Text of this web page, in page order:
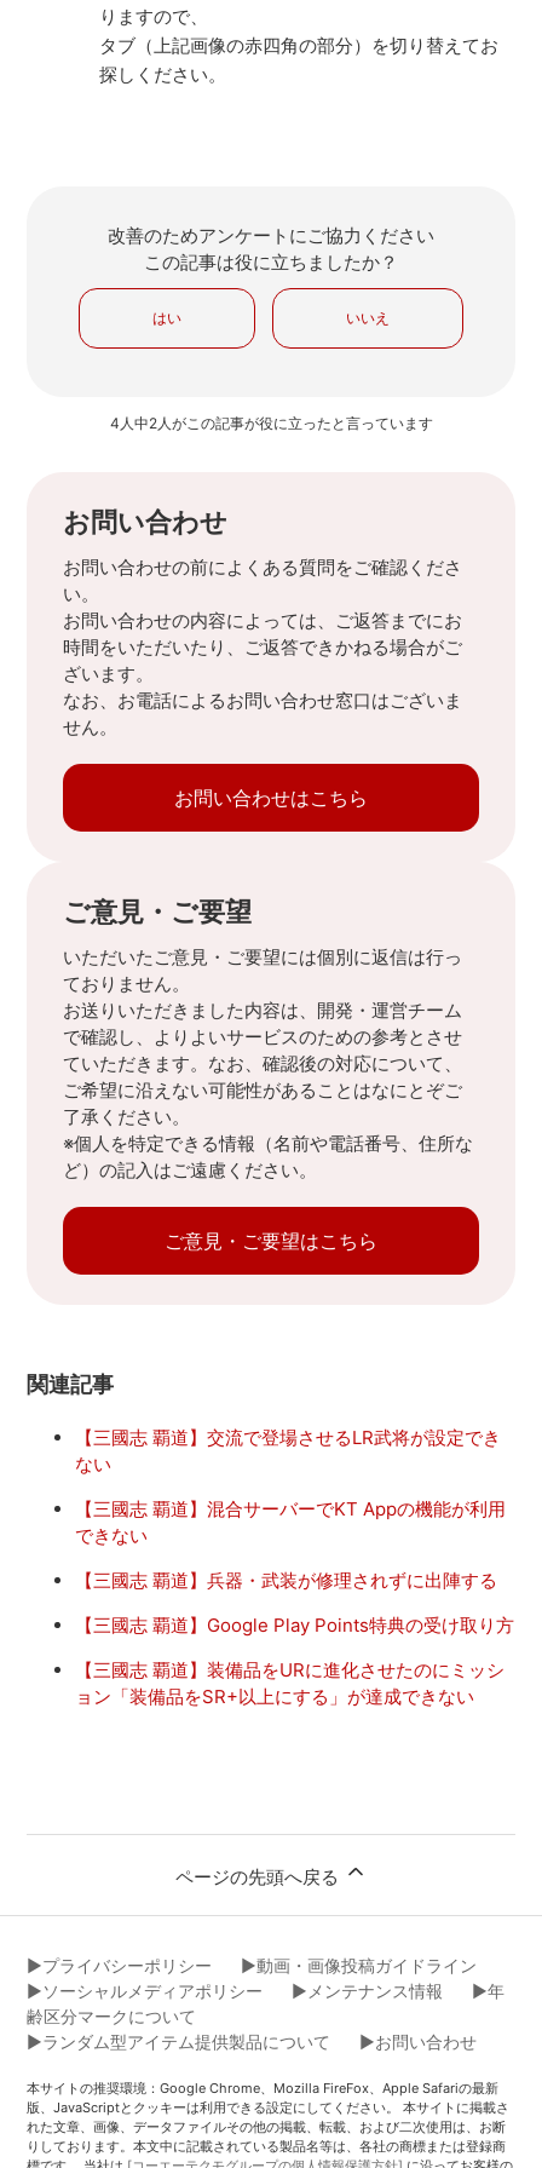
りますので、
タブ（上記画像の赤四角の部分）を切り替えてお
探しください。
改善のためアンケートにご協力ください
この記事は役に立ちましたか？
はい いいえ
4人中2人がこの記事が役に立ったと言っています
お問い合わせ
お問い合わせの前によくある質問をご確認くださ
い。
お問い合わせの内容によっては、ご返答までにお
時間をいただいたり、ご返答できかねる場合がご
ざいます。
なお、お電話によるお問い合わせ窓口はございま
せん。
お問い合わせはこちら
ご意見・ご要望
いただいたご意見・ご要望には個別に返信は行っ
ておりません。
お送りいただきました内容は、開発・運営チーム
で確認し、よりよいサービスのための参考とさせ
ていただきます。なお、確認後の対応について、
ご希望に沿えない可能性があることはなにとぞご
了承ください。
※個人を特定できる情報（名前や電話番号、住所な
ど）の記入はご遠慮ください。
ご意見・ご要望はこちら
関連記事
【三國志 覇道】交流で登場させるLR武将が設定でき
ない
【三國志 覇道】混合サーバーでKT Appの機能が利用
できない
【三國志 覇道】兵器・武装が修理されずに出陣する
【三國志 覇道】Google Play Points特典の受け取り方
【三國志 覇道】装備品をURに進化させたのにミッシ
ョン「装備品をSR+以上にする」が達成できない
ページの先頭へ戻る
▶︎プライバシーポリシー
▶︎動画・画像投稿ガイドライン
▶︎ソーシャルメディアポリシー
▶︎メンテナンス情報
▶︎年
齢区分マークについて
▶︎ランダム型アイテム提供製品について
▶︎お問い合わせ
本サイトの推奨環境：Google Chrome、Mozilla FireFox、Apple Safariの最新
版、JavaScriptとクッキーは利用できる設定にしてください。 本サイトに掲載さ
れた文章、画像、データファイルその他の掲載、転載、および二次使用は、お断
りしております。本文中に記載されている製品名等は、各社の商標または登録商